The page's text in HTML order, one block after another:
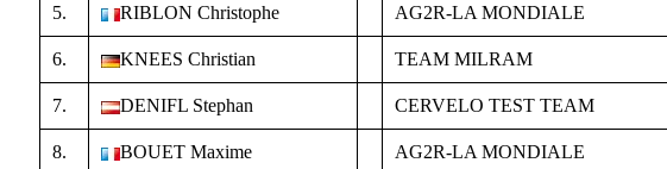
5. RIBLON Christophe AG2R-LA MONDIALE
6. KNEES Christian TEAM MILRAM
7. DENIFL Stephan CERVELO TEST TEAM
8. BOUET Maxime AG2R-LA MONDIALE